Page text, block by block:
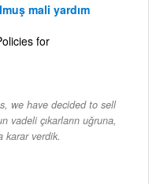
mali yardım
for
we have decided to sell
vadeli çıkarların uğruna,
karar verdik.